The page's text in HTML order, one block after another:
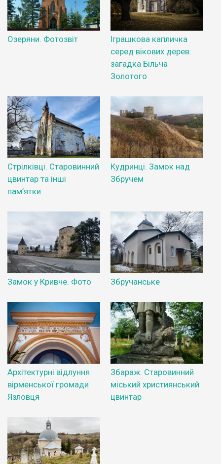
Озеряни. Фотозвіт
Іграшкова капличка
серед вікових дерев:
загадка Більча
Золотого
Стрілківці. Старовинний
цвинтар та інші
пам’ятки
Кудринці. Замок над
Збручем
Замок у Кривче. Фото Збручанське
Архітектурні відлуння
вірменської громади
Язловця
Збараж. Старовинний
міський християнський
цвинтар